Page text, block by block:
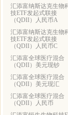
汇添富纳斯达克生物
技ETF发起式联接
（QDII）人民币A
汇添富纳斯达克生物
技ETF发起式联接
（QDII）人民币C
汇添富全球医疗混合
（QDII）美元现钞
汇添富全球医疗混合
（QDII）美元现汇
汇添富全球医疗混合
（QDII）人民币